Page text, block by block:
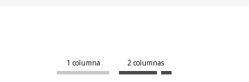
1 columna 2 columnas